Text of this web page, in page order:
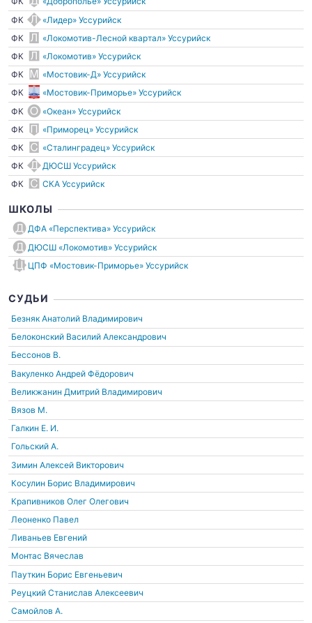
ФК
«Лидер» Уссурийск
ФК
«Локомотив-Лесной квартал» Уссурийск
ФК
«Локомотив» Уссурийск
ФК
«Мостовик-Д» Уссурийск
ФК
«Мостовик-Приморье» Уссурийск
ФК
«Океан» Уссурийск
ФК
«Приморец» Уссурийск
ФК
«Сталинградец» Уссурийск
ФК
ДЮСШ Уссурийск
ФК
СКА Уссурийск
ШКОЛЫ
ДФА «Перспектива» Уссурийск
ДЮСШ «Локомотив» Уссурийск
ЦПФ «Мостовик-Приморье» Уссурийск
СУДЬИ
Безняк Анатолий Владимирович
Белоконский Василий Александрович
Бессонов В.
Вакуленко Андрей Фёдорович
Великжанин Дмитрий Владимирович
Вязов М.
Галкин Е. И.
Гольский А.
Зимин Алексей Викторович
Косулин Борис Владимирович
Крапивников Олег Олегович
Леоненко Павел
Ливаньев Евгений
Монтас Вячеслав
Пауткин Борис Евгеньевич
Реуцкий Станислав Алексеевич
Самойлов А.